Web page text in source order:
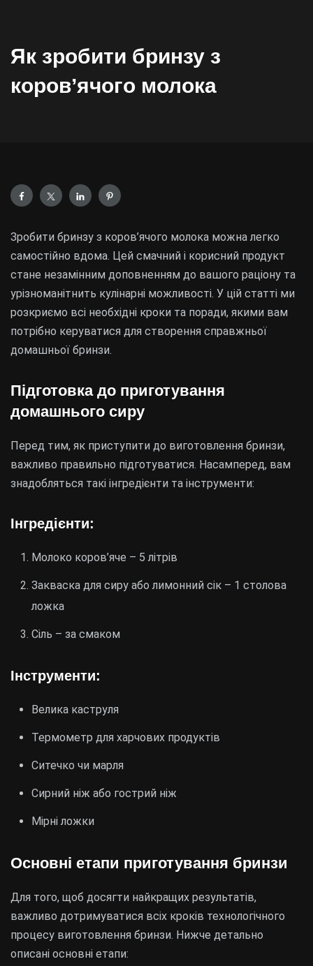
Як зробити бринзу з
коровʼячого молока
Зробити бринзу з коров’ячого молока можна легко
самостійно вдома. Цей смачний і корисний продукт
стане незамінним доповненням до вашого раціону та
урізноманітнить кулінарні можливості. У цій статті ми
розкриємо всі необхідні кроки та поради, якими вам
потрібно керуватися для створення справжньої
домашньої бринзи.
Підготовка до приготування
домашнього сиру
Перед тим, як приступити до виготовлення бринзи,
важливо правильно підготуватися. Насамперед, вам
знадобляться такі інгредієнти та інструменти:
Інгредієнти:
Молоко коров’яче – 5 літрів
Закваска для сиру або лимонний сік – 1 столова
ложка
Сіль – за смаком
Інструменти:
Велика каструля
Термометр для харчових продуктів
Ситечко чи марля
Сирний ніж або гострий ніж
Мірні ложки
Основні етапи приготування бринзи
Для того, щоб досягти найкращих результатів,
важливо дотримуватися всіх кроків технологічного
процесу виготовлення бринзи. Нижче детально
описані основні етапи: